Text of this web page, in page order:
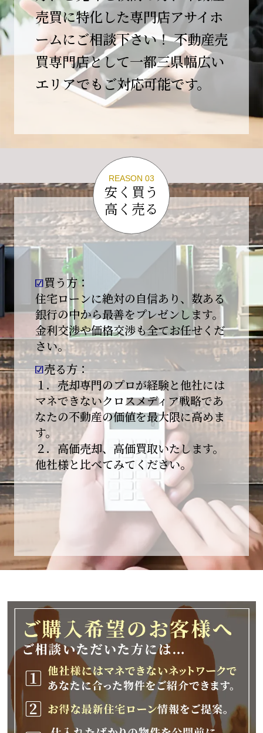
この節目を無事に迎えることができましたの
は、日頃よりご愛顧いただいているお客様、お
力添えをいただいている取引先の皆様、そして
支えてくださったすべての関係者の皆様のおか
げであり、心より深く感謝申し上げます。
10年という年月の中で、多くのご縁と学びをい
ただき、今日の当社があります。
しかしながら、10周年は通過点にすぎません。
る企業へと成長してまいります。
変化の激しい時代だからこそ、初心を忘れず、
挑戦を続け、社会に必要とされる存在であり続
けることをお約束いたします。
今後とも変わらぬご支援、ご指導を賜りますよ
う、何卒よろしくお願い申し上げます。
2026-01-09
【新年あけましておめでとうございます】
本日より始業いたしました。
昨年は多くのご縁とご支援をいただき、心より
感謝申し上げます。
本年も地域に根ざし、誠実な仕事を積み重ねて
参ります。
引き続きどうぞよろしくお願いいたします。
2025-12-20
【年末年始休業のお知らせ】
平素は格別のご愛顧を賜り、誠にありがとうご
下記期間を年末年始休業とさせて頂きます。
2025年12月25日(木)～2026年1月8日(木)
2026年1月9日(金)以降、順次対応させて頂きま
す。
ご不便をおかけいたしますが、何卒ご理解の程
よろしくお願いいたします。
売買に特化した専門店アサイホ
ームにご相談下さい！ 不動産売
買専門店として一都三県幅広い
エリアでもご対応可能です。
REASON 03
安く買う
高く売る
買う方：
住宅ローンに絶対の自信あり、数ある
銀行の中から最善をプレゼンします。
金利交渉や価格交渉も全てお任せくだ
さい。
売る方：
１．売却専門のプロが経験と他社には
マネできないクロスメディア戦略であ
なたの不動産の価値を最大限に高めま
す。
２．高価売却、高価買取いたします。
他社様と比べてみてください。